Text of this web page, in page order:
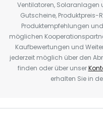
Ventilatoren, Solaranlagen
Gutscheine, Produktpreis-
Produktempfehlungen
möglichen
Kaufbewertungen und
jederzeit möglich über den
finden oder über unser
erhalten Sie in